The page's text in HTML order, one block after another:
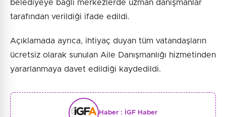
belediyeye bağlı merkezlerde uzman danışmanlar
tarafından verildiği ifade edildi.
Açıklamada ayrıca, ihtiyaç duyan tüm vatandaşların
ücretsiz olarak sunulan Aile Danışmanlığı hizmetinden
yararlanmaya davet edildiği kaydedildi.
Haber : İGF Haber